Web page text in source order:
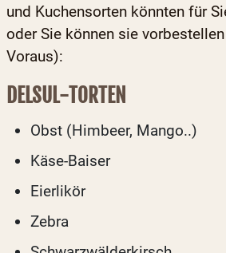
und Kuchensorten könnten für
oder Sie können sie
Voraus):
DELSUL-TORTEN
Obst (Himbeer, Mango..)
Käse-Baiser
Eierlikör
Zebra